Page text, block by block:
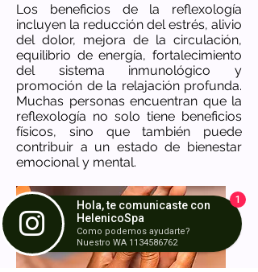
Los beneficios de la reflexología
incluyen la reducción del estrés, alivio
del dolor, mejora de la circulación,
equilibrio de energía, fortalecimiento
del sistema inmunológico y
promoción de la relajación profunda.
Muchas personas encuentran que la
reflexología no solo tiene beneficios
físicos, sino que también puede
contribuir a un estado de bienestar
emocional y mental.
Hola, te comunicaste con
HelenicoSpa
Como podemos ayudarte?
Nuestro WA 1134586762
1